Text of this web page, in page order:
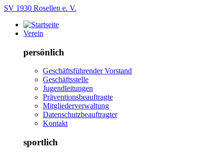
SV 1930 Rosellen e. V.
Verein
persönlich
Geschäftsführender Vorstand
Geschäftsstelle
Jugendleitungen
Präventionsbeauftragte
Mitgliederverwaltung
Datenschutzbeauftragter
Kontakt
sportlich